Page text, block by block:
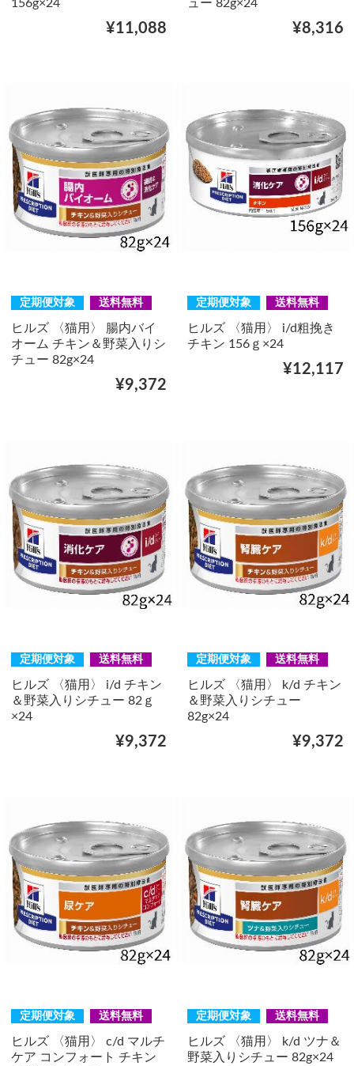
156g×24
¥11,088
ュー 82g×24
¥8,316
定期便対象 送料無料
ヒルズ 〈猫用〉 腸内バイ
オーム チキン＆野菜入りシ
チュー 82g×24
¥9,372
定期便対象 送料無料
ヒルズ 〈猫用〉 i/d粗挽き
チキン 156ｇ×24
¥12,117
定期便対象 送料無料
ヒルズ 〈猫用〉 i/d チキン
＆野菜入りシチュー 82ｇ
×24
¥9,372
定期便対象 送料無料
ヒルズ 〈猫用〉 k/d チキン
＆野菜入りシチュー
82g×24
¥9,372
定期便対象 送料無料
ヒルズ 〈猫用〉 c/d マルチ
ケア コンフォート チキン
定期便対象 送料無料
ヒルズ 〈猫用〉 k/d ツナ＆
野菜入りシチュー 82g×24